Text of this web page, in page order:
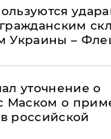
Украины –
уточнение о
Маском о
российской